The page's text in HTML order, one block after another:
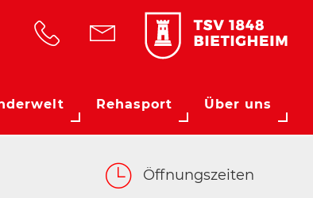
Rehasport Über uns
Öffnungszeiten